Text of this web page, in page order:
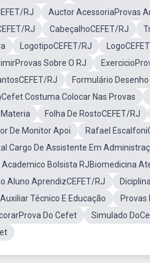
RJ Auctor AcessoriaProvas
RJ
CabeçalhoCEFET/RJ
LogotipoCEFET/RJ
Sobre O RJ
RJ
Formulário
Costuma Colocar Nas Provas
Folha De RostoCEFET/RJ
De Monitor Apoi
Rafael
Cargo De Assistente Em
Bolsista RJBiomedicina
Aluno AprendizCEFET/RJ
Técnico E Educação
Provas
Do Cefet
Simulado